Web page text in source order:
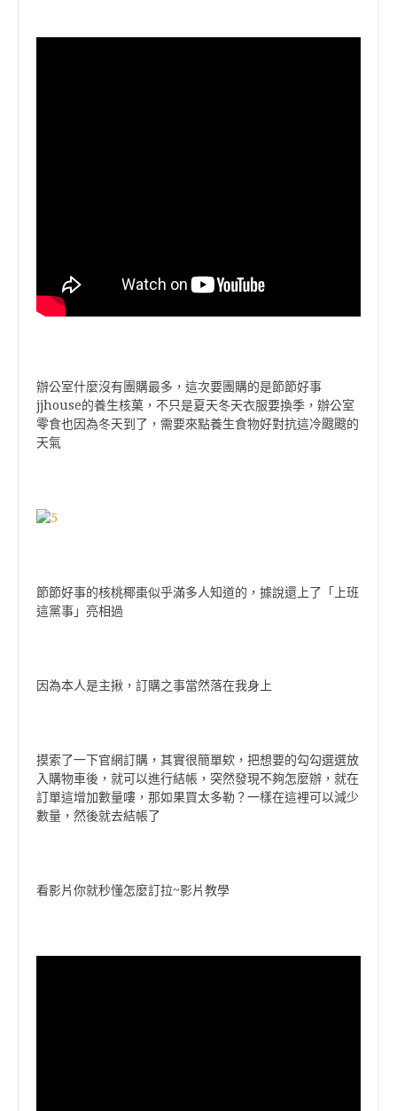
辦公室什麼沒有團購最多，這次要團購的是節節好事
jjhouse的養生核菓，不只是夏天冬天衣服要換季，辦公室
零食也因為冬天到了，需要來點養生食物好對抗這冷颼颼的
天氣
節節好事的核桃椰棗似乎滿多人知道的，據說還上了「上班
這黨事」亮相過
因為本人是主揪，訂購之事當然落在我身上
摸索了一下官網訂購，其實很簡單欸，把想要的勾勾選選放
入購物車後，就可以進行結帳，突然發現不夠怎麼辦，就在
訂單這增加數量嘍，那如果買太多勒？一樣在這裡可以減少
數量，然後就去結帳了
看影片你就秒懂怎麼訂拉~影片教學